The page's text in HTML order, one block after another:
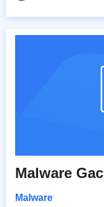
Malware
Malware